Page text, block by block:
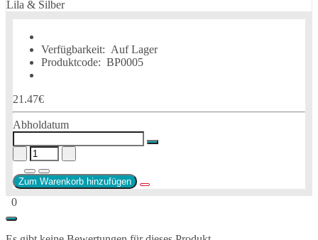
Verfügbarkeit: Auf Lager
Produktcode: BP0005
21.47€
Abholdatum
Zum Warenkorb hinzufügen
0